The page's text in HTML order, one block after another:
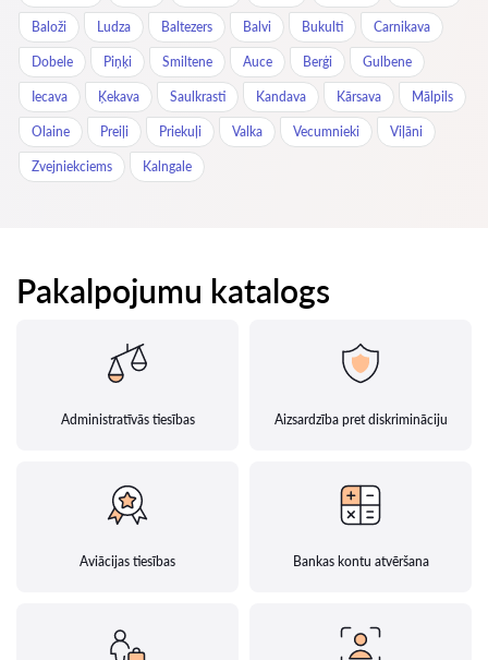
Baloži Ludza Baltezers Balvi Bukulti Carnikava
Dobele Piņķi Smiltene Auce Berģi Gulbene
Iecava Ķekava Saulkrasti Kandava Kārsava Mālpils
Olaine Preiļi Priekuļi Valka Vecumnieki Viļāni
Zvejniekciems Kalngale
Pakalpojumu katalogs
Administratīvās tiesības Aizsardzība pret diskrimināciju
Aviācijas tiesības Bankas kontu atvēršana